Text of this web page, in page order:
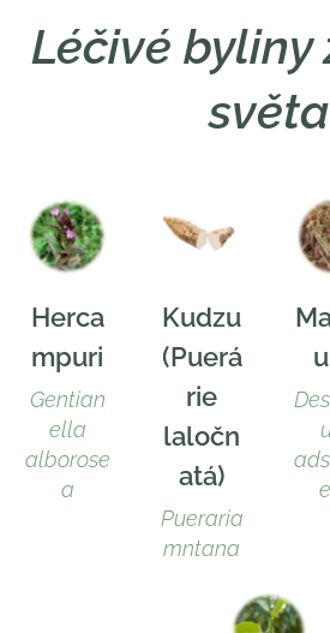
Léčivé byliny
světa
Herca
mpuri
Gentian
ella
alborose
a
Kudzu
(Puerá
rie
laločn
atá)
Pueraria
mntana